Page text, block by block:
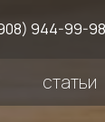
944-99-98
статьи